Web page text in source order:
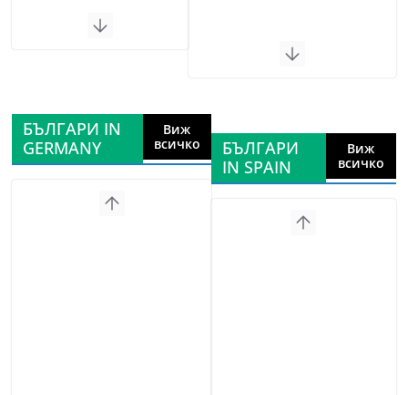
БЪЛГАРИ IN
GERMANY
Виж
всичко
БЪЛГАРИ
IN SPAIN
Виж
всичко